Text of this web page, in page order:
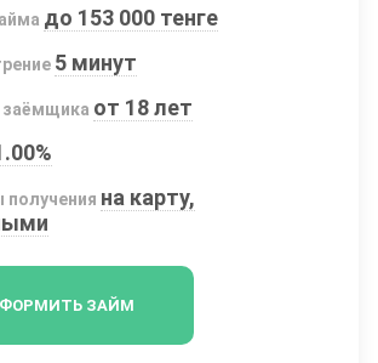
до 153 000 тенге
5 минут
заёмщика от 18 лет
на карту,
ЗАЙМ